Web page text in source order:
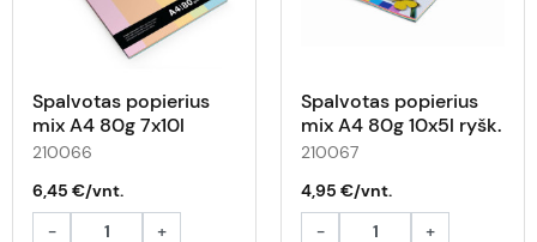
Spalvotas popierius
mix A4 80g 7x10l
pastel.
210066
6,45 €/vnt.
-
+
Spalvotas popierius
mix A4 80g 10x5l ryšk.
210067
4,95 €/vnt.
-
+